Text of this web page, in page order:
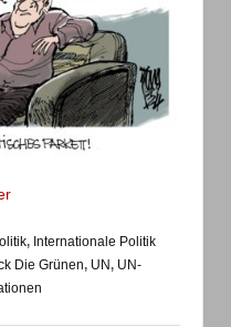
, Internationale Politik
Die Grünen, UN, UN-